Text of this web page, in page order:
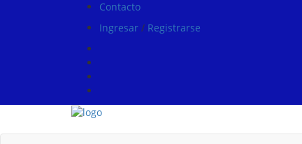
Contacto
Ingresar / Registrarse